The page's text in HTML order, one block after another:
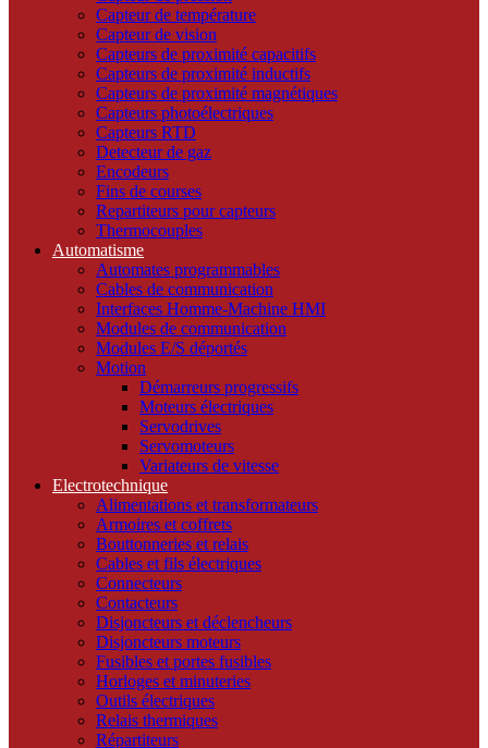
Capteur de température
Capteur de vision
Capteurs de proximité capacitifs
Capteurs de proximité inductifs
Capteurs de proximité magnétiques
Capteurs photoélectriques
Capteurs RTD
Detecteur de gaz
Encodeurs
Fins de courses
Repartiteurs pour capteurs
Thermocouples
Automatisme
Automates programmables
Cables de communication
Interfaces Homme-Machine HMI
Modules de communication
Modules E/S déportés
Motion
Démarreurs progressifs
Moteurs électriques
Servodrives
Servomoteurs
Variateurs de vitesse
Electrotechnique
Alimentations et transformateurs
Armoires et coffrets
Bouttonneries et relais
Cables et fils électriques
Connecteurs
Contacteurs
Disjoncteurs et déclencheurs
Disjoncteurs moteurs
Fusibles et portes fusibles
Horloges et minuteries
Outils électriques
Relais thermiques
Répartiteurs